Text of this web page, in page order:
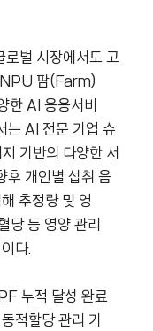
벌 시장에서도 고
NPU 팜(Farm)
한 AI 응용서비
는 AI 전문 기업 슈
기반의 다양한 서
후 개인별 섭취 음
추정량 및 영
당 등 영양 관리
다.
누적 달성 완료
적할당 관리 기